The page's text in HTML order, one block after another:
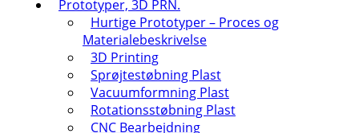
Prototyper, 3D PRN.
Hurtige Prototyper – Proces og
Materialebeskrivelse
3D Printing
Sprøjtestøbning Plast
Vacuumformning Plast
Rotationsstøbning Plast
CNC Bearbejdning